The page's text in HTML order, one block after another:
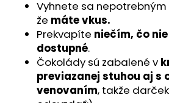
Vyhnete sa
že máte vkus.
Prekvapíte niečím, čo
dostupné.
Čokolády sú zabalené v
previazanej stuhou aj s
venovaním, takže